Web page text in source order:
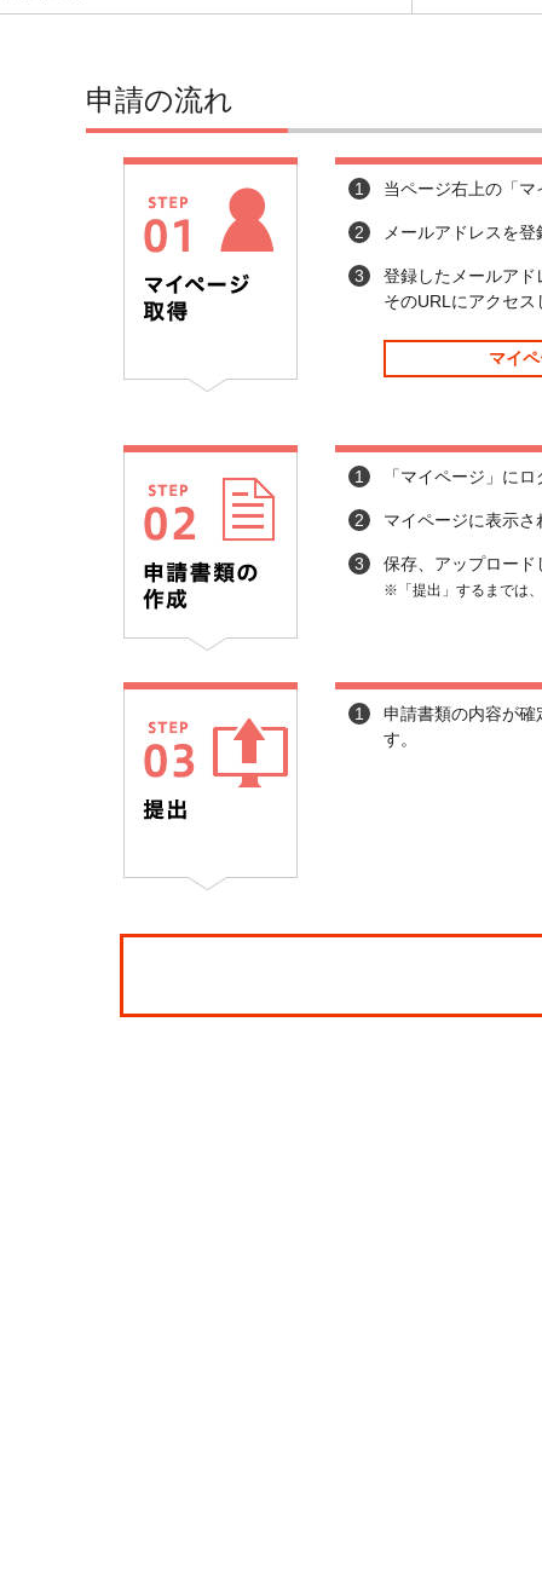
申請の流れ
1 当ページ右上の「
2 メールアドレスを
3
登録したメールア
そのURLにアクセ
マイ
1 「マイページ」に
2 マイページに表示
3 保存、アップロー
※「提出」するまでは
1
申請書類の内容が
す。